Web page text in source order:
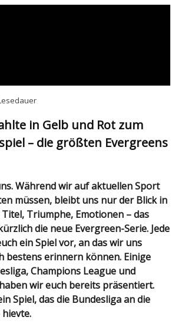
in Gelb und Rot zum
– die größten Evergreens
müssen, bleibt uns nur der Blick in
Triumphe, Emotionen – das
die neue Evergreen-Serie. Jede
ein Spiel vor, an das wir uns
bestens erinnern können. Einige
Champions League und
wir euch bereits präsentiert.
Spiel, das die Bundesliga an die